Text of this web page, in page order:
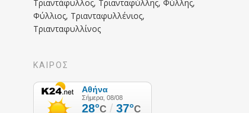
Τριαντάφυλλος, Τριανταφύλλης, Φύλλης,
Φύλλιος, Τριανταφυλλένιος,
Τριανταφυλλίνος
ΚΑΙΡΟΣ